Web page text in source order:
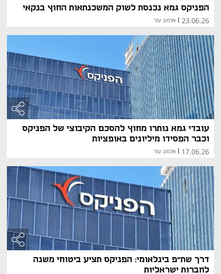
הפניקס גמא נכנסת לשוק המשכנתאות החוץ בנקאי
23.06.26 אלמוג עזר
עובדי גמא נותרו מחוץ להסכם הקיבוצי של הפניקס
וכבר הפסידו מיליונים באופציות
17.06.26 אלמוג עזר
דרך שת״פ בינלאומי: הפניקס תציע ביטוחי משנה
לחברות ישראליות